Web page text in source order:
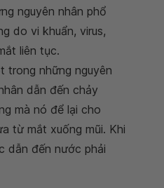
nguyên nhân phổ
do vi khuẩn, virus,
liên tục.
trong những nguyên
dẫn đến chảy
mà nó để lại cho
từ mắt xuống mũi. Khi
dẫn đến nước phải